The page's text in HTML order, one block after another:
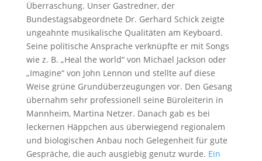
Überraschung. Unser Gastredner, der
Bundestagsabgeordnete Dr. Gerhard Schick zeigte
ungeahnte musikalische Qualitäten am Keyboard.
Seine politische Ansprache verknüpfte er mit Songs
wie z. B. „Heal the world“ von Michael Jackson oder
„Imagine“ von John Lennon und stellte auf diese
Weise grüne Grundüberzeugungen vor. Den Gesang
übernahm sehr professionell seine Büroleiterin in
Mannheim, Martina Netzer. Danach gab es bei
leckernen Häppchen aus überwiegend regionalem
und biologischen Anbau noch Gelegenheit für gute
Gespräche, die auch ausgiebig genutz wurde. Ein